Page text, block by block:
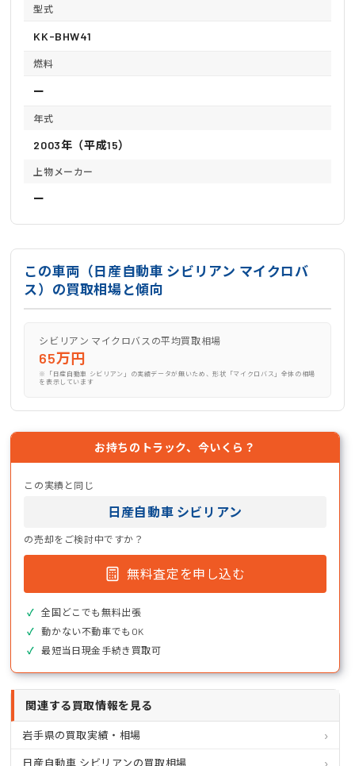
型式
KK-BHW41
燃料
ー
年式
2003年（平成15）
上物メーカー
ー
この車両（日産自動車 シビリアン マイクロバ
ス）の買取相場と傾向
シビリアン マイクロバスの平均買取相場
65万円
※「日産自動車 シビリアン」の実績データが無いため、形状「マイクロバス」全体の相場
を表示しています
お持ちのトラック、今いくら？
この実績と同じ
日産自動車 シビリアン
の売却をご検討中ですか？
無料査定を申し込む
全国どこでも無料出張
動かない不動車でもOK
最短当日現金手続き買取可
関連する買取情報を見る
岩手県の買取実績・相場
日産自動車 シビリアンの買取相場